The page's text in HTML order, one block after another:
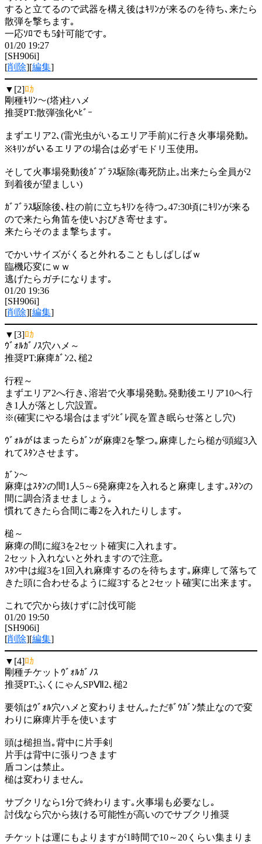
すると立てるので武器を構え後はｷﾘﾝが来るのを待ち､来たら
散弾を撃ちます｡
一応ｿﾛでも5針可能です｡
01/20 19:27
[SH906i]
[削除][編集]
▼[2]ﾛｶ
剛種ｷﾘﾝ～(塔)柱ハメ
推奨PT:散弾強化ﾍﾋﾞｰ
まずエリア2､(雷光虫がいるエリア手前)に行き火事場発動｡
※ｷﾘﾝがいるエリアの場合は必ずモドリ玉使用｡
そして火事場発動後ｶﾞﾌﾞﾗｽ駆除(毒死防止｡出来たら全員が2
到着後が望ましい)
ｶﾞﾌﾞﾗｽ駆除後､柱の前に立ちｷﾘﾝを待つ｡47:30頃にｷﾘﾝが来る
ので来たら角笛を使いおびき寄せます｡
来たらそのまま撃ちます｡
でかいサイズがくると外れることもしばしばｗ
臨機応変にｗｗ
逃げたらガチになります｡
01/20 19:36
[SH906i]
[削除][編集]
▼[3]ﾛｶ
ｳﾞｫﾙｶﾞﾉｽ穴ハメ～
推奨PT:麻痺ｶﾞﾝ2､槌2
行程～
まずエリア2へ行き､溶岩で火事場発動｡発動後エリア10へ行
き1人が落とし穴設置｡
※(確実にやる場合はまずｼﾋﾞﾚ罠を置き眠らせ落とし穴)
ｳﾞｫﾙがはまったらｶﾞﾝが麻痺2を撃つ｡麻痺したら槌が頭縦3入
れてｽﾀﾝさせます｡
ｶﾞﾝ～
麻痺はｽﾀﾝの間1人5～6発麻痺2を入れると麻痺します｡ｽﾀﾝの
間に調合済ませましょう｡
慣れてきたら合間に毒2を入れたりします｡
槌～
麻痺の間に縦3を2セット確実に入れます｡
2セット入れないと外れますので注意｡
ｽﾀﾝ中は縦3を1回入れ麻痺するのを待ちます｡麻痺して落ちて
きた頭に合わせるように縦3すると2セット確実に出来ます｡
これで穴から抜けずに討伐可能
01/20 19:50
[SH906i]
[削除][編集]
▼[4]ﾛｶ
剛種チケットｳﾞｫﾙｶﾞﾉｽ
推奨PT:ふくにゃんSPⅦ2､槌2
要領はｳﾞｫﾙ穴ハメと変わりません｡ただﾎﾞｳｶﾞﾝ禁止なので変
わりに麻痺片手を使います
頭は槌担当｡背中に片手剣
片手は背中に張りつきます
盾コンは禁止｡
槌は変わりません｡
サブクリなら1分で終わります｡火事場も必要なし｡
討伐なら穴から抜ける可能性が高いのでサブクリ推奨
チケットは運にもよりますが1時間で10～20くらい集まりま